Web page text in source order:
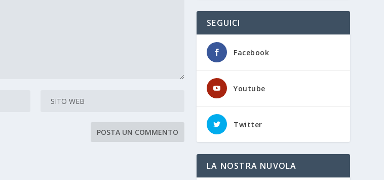
SEGUICI
Facebook
Youtube
Twitter
LA NOSTRA NUVOLA